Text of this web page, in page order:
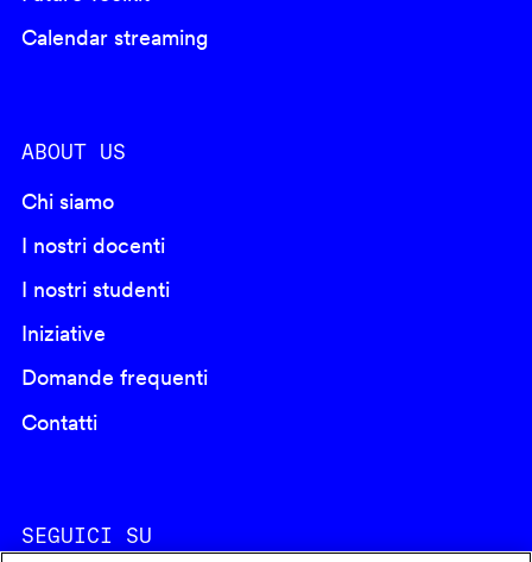
Calendar streaming
ABOUT US
Chi siamo
I nostri docenti
I nostri studenti
Iniziative
Domande frequenti
Contatti
SEGUICI SU